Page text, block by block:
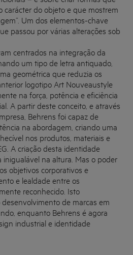
carácter do objeto e que mostrem
Um dos elementos-chave
passou por várias alterações sob
centrados na integração da
um tipo de letra antiquado,
geométrica que reduzia os
logotipo Art Nouveaustyle
na força, potência e eficiência
A partir deste conceito, e através
Behrens foi capaz de
na abordagem, criando uma
nos produtos, materiais e
A criação desta identidade
na altura. Mas o poder
objetivos corporativos e
e lealdade entre os
reconhecido. Isto
de marcas em
enquanto Behrens é agora
industrial e identidade